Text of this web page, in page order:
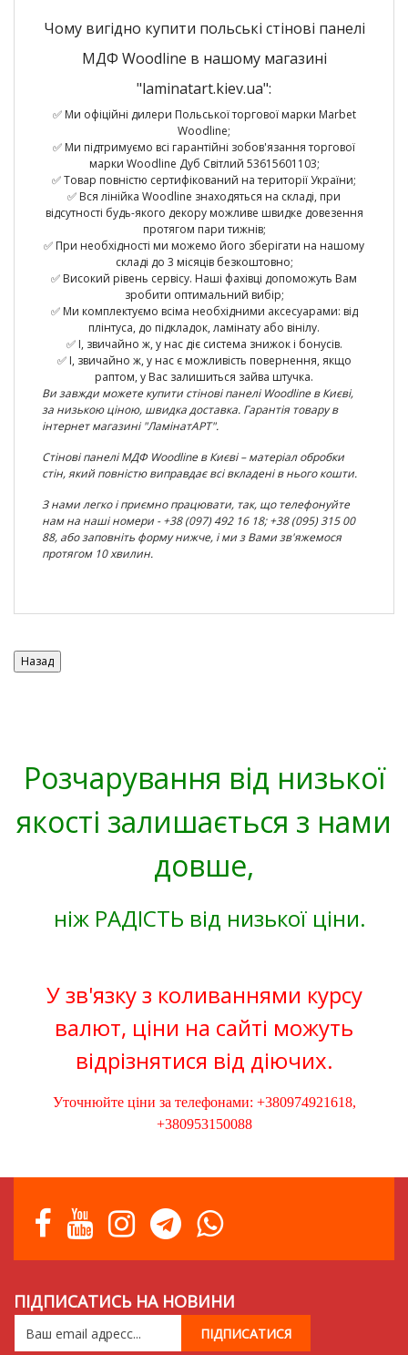
Чому вигідно купити польські стінові панелі
МДФ Woodline в нашому магазині
"laminatart.kiev.ua":
✅ Ми офіційні дилери Польської торгової марки Marbet
Woodline;
✅ Ми підтримуємо всі гарантійні зобов'язання торгової
марки Woodline Дуб Світлий 53615601103;
✅ Товар повністю сертифікований на території України;
✅ Вся лінійка Woodline знаходяться на складі, при
відсутності будь-якого декору можливе швидке довезення
протягом пари тижнів;
✅ При необхідності ми можемо його зберігати на нашому
складі до 3 місяців безкоштовно;
✅ Високий рівень сервісу. Наші фахівці допоможуть Вам
зробити оптимальний вибір;
✅ Ми комплектуємо всіма необхідними аксесуарами: від
плінтуса, до підкладок, ламінату або вінілу.
✅ І, звичайно ж, у нас діє система знижок і бонусів.
✅ І, звичайно ж, у нас є можливість повернення, якщо
раптом, у Вас залишиться зайва штучка.
Ви завжди можете купити стінові панелі Woodline в Києві,
за низькою ціною, швидка доставка. Гарантія товару в
інтернет магазині "ЛамінатАРТ".
Стінові панелі МДФ Woodline в Києві – матеріал обробки
стін, який повністю виправдає всі вкладені в нього кошти.
З нами легко і приємно працювати, так, що телефонуйте
нам на наші номери - +38 (097) 492 16 18; +38 (095) 315 00
88, або заповніть форму нижче, і ми з Вами зв'яжемося
протягом 10 хвилин.
Розчарування від низької
якості залишається з нами
довше,
ніж РАДІСТЬ від низької ціни.
У зв'язку з коливаннями курсу
валют, ціни на сайті можуть
відрізнятися від діючих.
Уточнюйте ціни за телефонами: +380974921618,
+380953150088
ПІДПИСАТИСЬ НА НОВИНИ